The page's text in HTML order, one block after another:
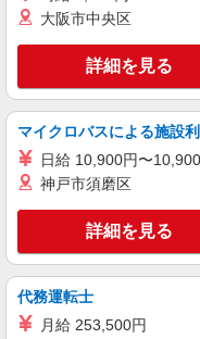
大阪市中央区
詳細を見る
マイクロバスによる施設
日給 10,900円〜
神戸市須磨区
詳細を見る
代務運転士
月給 253,500円